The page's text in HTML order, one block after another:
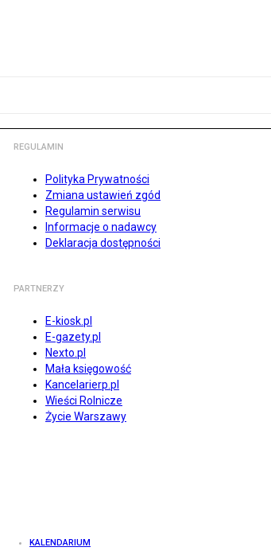
REGULAMIN
Polityka Prywatności
Zmiana ustawień zgód
Regulamin serwisu
Informacje o nadawcy
Deklaracja dostępności
PARTNERZY
E-kiosk.pl
E-gazety.pl
Nexto.pl
Mała księgowość
Kancelarierp.pl
Wieści Rolnicze
Życie Warszawy
KALENDARIUM